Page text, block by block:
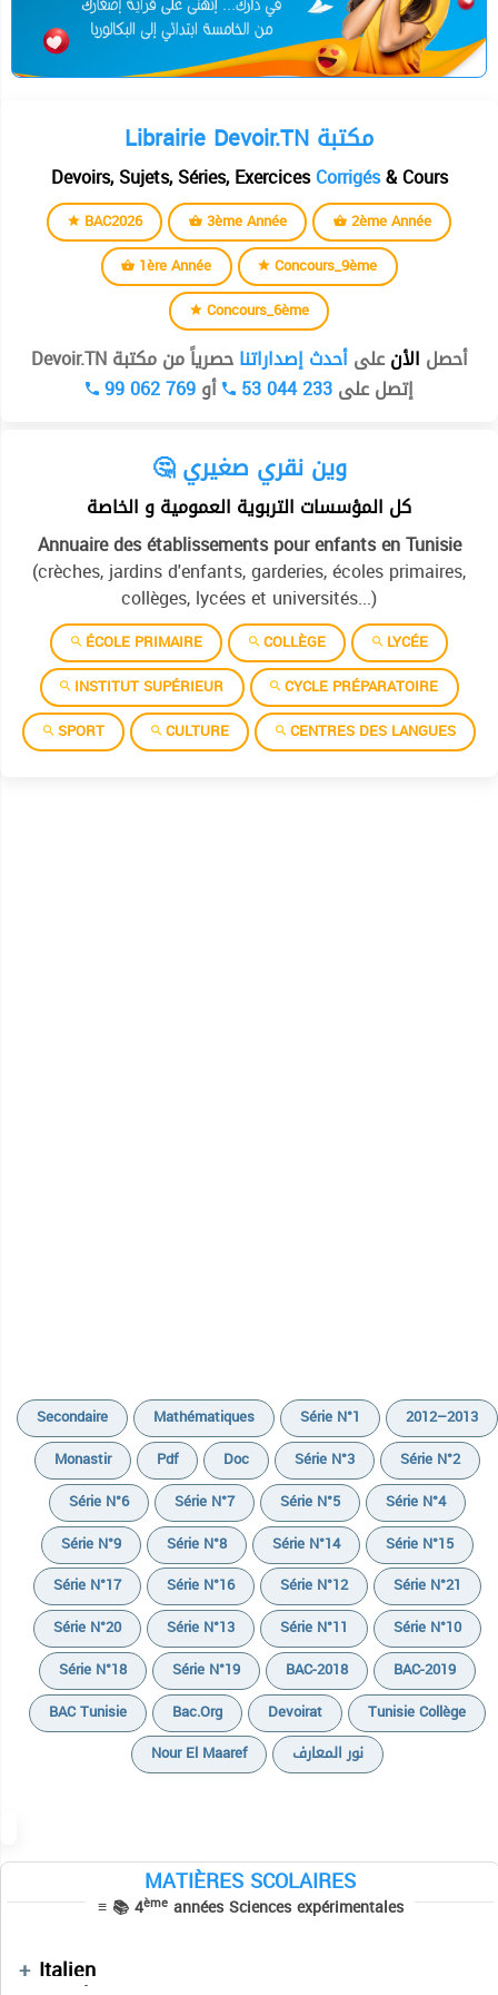
Librairie Devoir.TN مكتبة
Devoirs, Sujets, Séries, ExercicesCorrigés& Cours
BAC2026 3ème Année
2ème Année
1ère Année
Concours_9ème
Concours_6ème
أحصل الأنعلىأحدث إصداراتناحصرياً من مكتبة Devoir.TN
إتصل على53 044 233 أو99 062 769
🤔 وين نقري صغيري
كل المؤسسات التربوية العمومية و الخاصة
Annuaire des établissements pour enfants en Tunisie
(crèches, jardins d'enfants, garderies, écoles primaires,
collèges, lycées et universités...)
ÉCOLE PRIMAIRE COLLÈGE
LYCÉE
INSTITUT SUPÉRIEUR
CYCLE PRÉPARATOIRE
SPORT
CULTURE CENTRES DES LANGUES
Secondaire Mathématiques Série N°1
2012–2013
Monastir
Pdf Doc Série N°3
Série N°2
Série N°6
Série N°7 Série N°5
Série N°4
Série N°9
Série N°8 Série N°14
Série N°15
Série N°17
Série N°16 Série N°12
Série N°21
Série N°20
Série N°13 Série N°11
Série N°10
Série N°18
Série N°19 BAC-2018
BAC-2019
BAC Tunisie
Bac.org Devoirat
Tunisie Collège
Nour El Maaref
نور المعارف
MATIÈRES SCOLAIRES
≡ 📚 4èmeannées Sciences expérimentales
Français
Devoirs
Italien
Devoirs
Devoirs
Manuels Scolaires
Cours
Sujets BAC PRATIQUE
Devoirs